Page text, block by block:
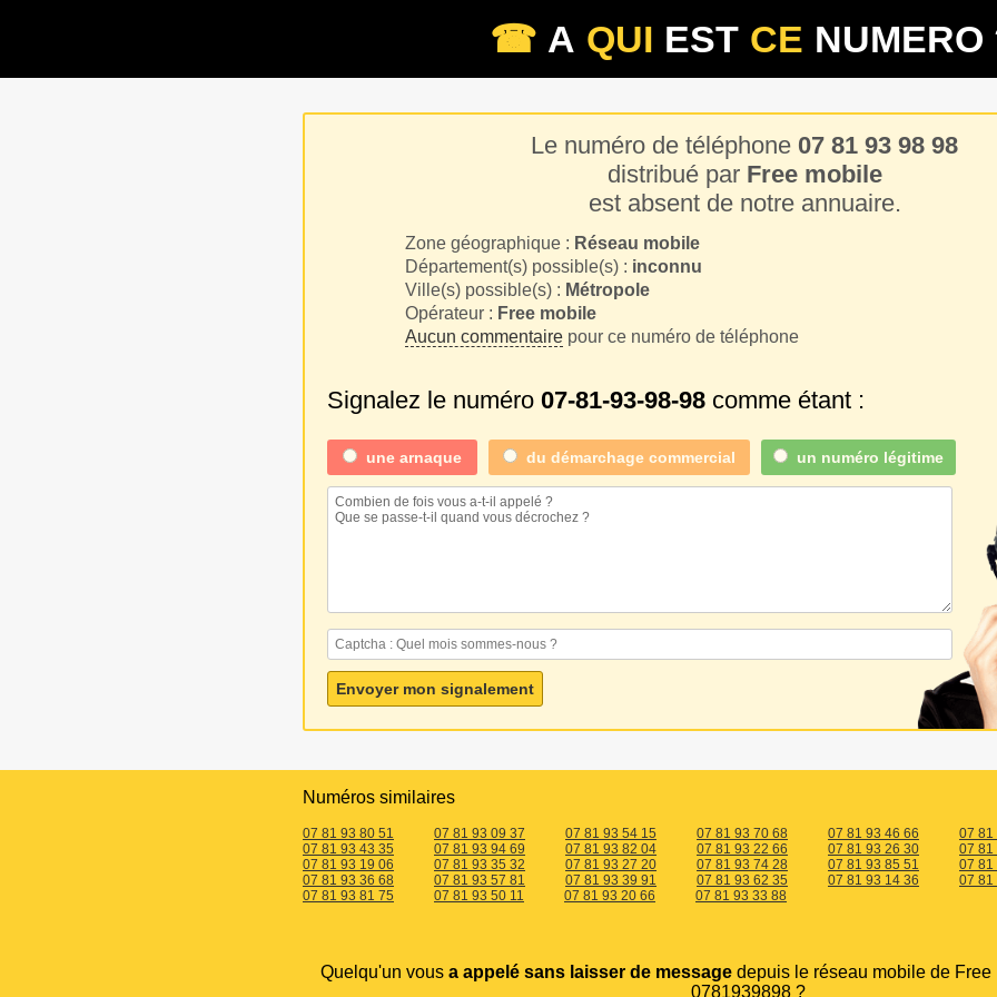
☎ A QUI EST CE NUMERO
Le numéro de téléphone 07 81 93 98 98
distribué par Free mobile
est absent de notre annuaire.
Zone géographique : Réseau mobile
Département(s) possible(s) : inconnu
Ville(s) possible(s) : Métropole
Opérateur : Free mobile
Aucun commentairepour ce numéro de téléphone
Signalez le numéro 07-81-93-98-98 comme étant :
une arnaque du démarchage commercial un numéro légitime
Numéros similaires
07 81 93 80 51 07 81 93 09 37 07 81 93 54 15 07 81 93 70 68 07 81 93 46 66
07 81
07 81 93 43 35
07 81 93 94 69 07 81 93 82 04 07 81 93 22 66 07 81 93 26 30
07 81
07 81 93 19 06
07 81 93 35 32 07 81 93 27 20 07 81 93 74 28 07 81 93 85 51
07 81
07 81 93 36 68
07 81 93 57 81 07 81 93 39 91 07 81 93 62 35 07 81 93 14 36
07 81
07 81 93 81 75
07 81 93 50 11 07 81 93 20 66 07 81 93 33 88
Quelqu'un vous a appelé sans laisser de message depuis le réseau mobile de
0781939898 ?